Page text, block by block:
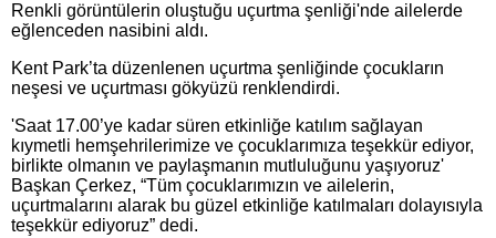
Renkli görüntülerin oluştuğu uçurtma şenliği'nde ailelerde
eğlenceden nasibini aldı.
Kent Park’ta düzenlenen uçurtma şenliğinde çocukların
neşesi ve uçurtması gökyüzü renklendirdi.
'Saat 17.00’ye kadar süren etkinliğe katılım sağlayan
kıymetli hemşehrilerimize ve çocuklarımıza teşekkür ediyor,
birlikte olmanın ve paylaşmanın mutluluğunu yaşıyoruz'
Başkan Çerkez, “Tüm çocuklarımızın ve ailelerin,
uçurtmalarını alarak bu güzel etkinliğe katılmaları dolayısıyla
teşekkür ediyoruz” dedi.